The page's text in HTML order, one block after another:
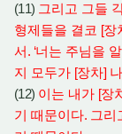
(11) 그리고 그들
형제들을 결코 [장
서. ‘너는 주님을
지 모두가 [장차]
(12) 이는 내가 [장
기 때문이다. 그리